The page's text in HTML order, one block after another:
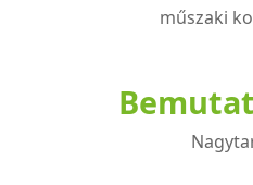
műszaki